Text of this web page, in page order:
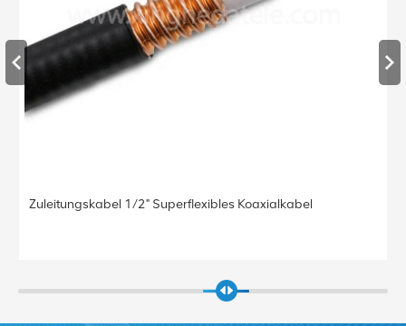
RF 1/2" 3m DINM-DINM LCF 1/2 Lm flexibles